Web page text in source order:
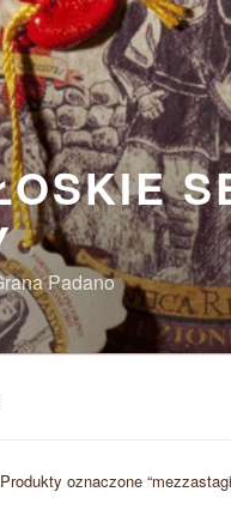
Padano
oznaczone